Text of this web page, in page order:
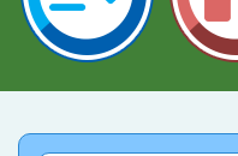
指導老
賽 劉
賀！本